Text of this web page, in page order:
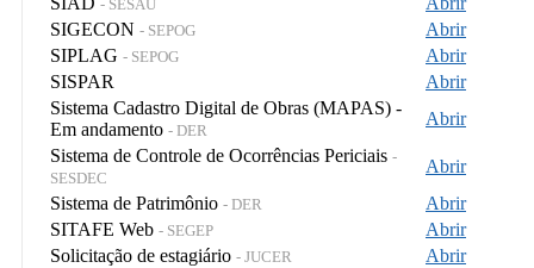
- SESAU
SIGECON - SEPOG
Abrir
SIPLAG - SEPOG
Abrir
SISPAR
Abrir
Sistema Cadastro Digital de Obras (MAPAS) -
Em andamento - DER
Abrir
Sistema de Controle de Ocorrências Periciais -
SESDEC
Abrir
Sistema de Patrimônio - DER
Abrir
SITAFE Web - SEGEP
Abrir
Solicitação de estagiário - JUCER
Abrir